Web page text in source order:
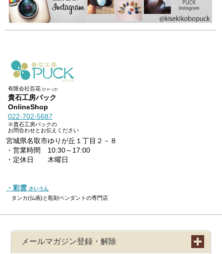
有限会社百花ひゃっか
貴石工房パック
OnlineShop
022-702-5687
※貴石工房パックの
お問合わせとお伝えください
宮城県名取市ゆりが丘１丁目２－８
・営業時間 10:30～17:00
・定休日 木曜日
・彩雲 さいうん
タンカ(仏画)と彫刻ペンダントの専門店
メールマガジン登録・解除